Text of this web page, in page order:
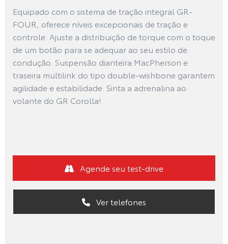
Equipado com o sistema de tração integral GR-
FOUR, oferece níveis excepcionais de tração e
controle. Ajuste a distribuição de torque com o toque
de um botão para se adequar ao seu estilo de
condução. Suspensão dianteira MacPherson e
traseira multilink do tipo double-wishbone garantem
agilidade e estabilidade. Sinta a adrenalina ao
volante do GR Corolla!
Ver telefones
Agende seu test-drive